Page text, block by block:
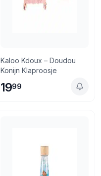
Kaloo Kdoux – Doudou
Konijn Klaproosje
1999